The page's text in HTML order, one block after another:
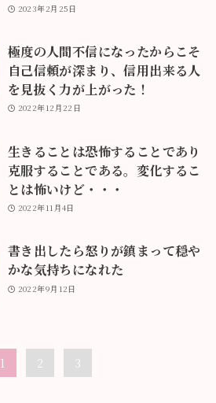
2023年2月25日
極度の人間不信になったからこそ
自己信頼が深まり、信用出来る人
を見抜く力が上がった！
2022年12月22日
生きることは恐怖することであり
克服することである。変化するこ
とは怖いけど・・・
2022年11月4日
書き出したら怒りが鎮まって穏や
かな気持ちになれた
2022年9月12日
1 2 3